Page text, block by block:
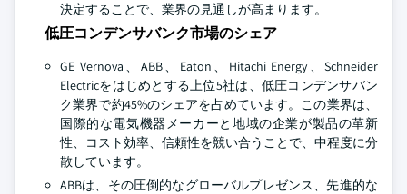
決定することで、業界の見通しが高まります。
低圧コンデンサバンク市場のシェア
GE Vernova、ABB、Eaton、Hitachi Energy、Schneider
Electricをはじめとする上位5社は、低圧コンデンサバン
ク業界で約45%のシェアを占めています。この業界は、
国際的な電気機器メーカーと地域の企業が製品の革新
性、コスト効率、信頼性を競い合うことで、中程度に分
散しています。
ABBは、その圧倒的なグローバルプレゼンス、先進的な